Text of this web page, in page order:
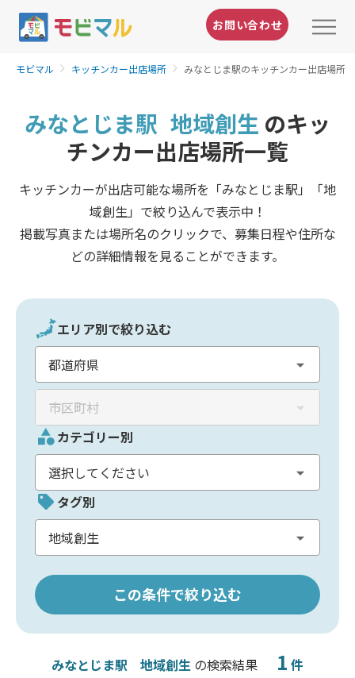
お問い合わせ
モビマル キッチンカー出店場所 みなとじま駅のキッチンカー出店場所
みなとじま駅 地域創生 のキッ
チンカー出店場所一覧
キッチンカーが出店可能な場所を「みなとじま駅」「地
域創生」で絞り込んで表示中！
掲載写真または場所名のクリックで、募集日程や住所な
どの詳細情報を見ることができます。
エリア別で絞り込む
カテゴリー別
タグ別
この条件で絞り込む
みなとじま駅 地域創生 の検索結果 1 件